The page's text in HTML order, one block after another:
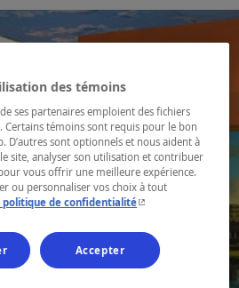
des témoins
ses partenaires emploient des fichiers
Certains témoins sont requis pour le bon
D’autres sont optionnels et nous aident à
site, analyser son utilisation et contribuer
vous offrir une meilleure expérience.
ou personnaliser vos choix à tout
politique de confidentialité- Cet hyperlien
Accepter